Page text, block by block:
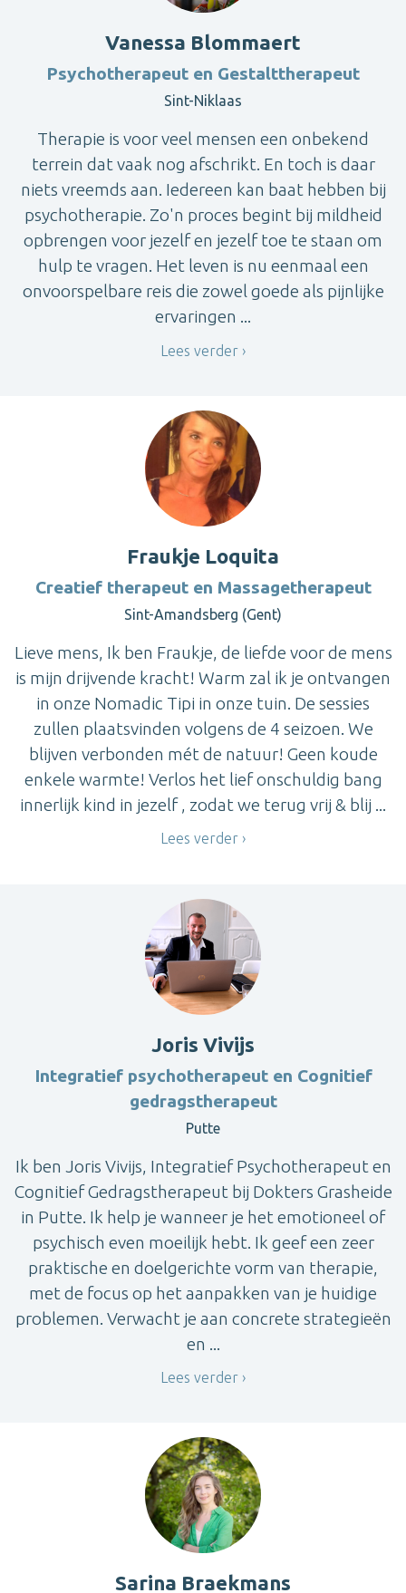
Vanessa Blommaert
Psychotherapeut en Gestalttherapeut
Sint-Niklaas
Therapie is voor veel mensen een onbekend
terrein dat vaak nog afschrikt. En toch is daar
niets vreemds aan. Iedereen kan baat hebben bij
psychotherapie. Zo'n proces begint bij mildheid
opbrengen voor jezelf en jezelf toe te staan om
hulp te vragen. Het leven is nu eenmaal een
onvoorspelbare reis die zowel goede als pijnlijke
ervaringen ...
Lees verder
Fraukje Loquita
Creatief therapeut en Massagetherapeut
Sint-Amandsberg (Gent)
Lieve mens, Ik ben Fraukje, de liefde voor de mens
is mijn drijvende kracht! Warm zal ik je ontvangen
in onze Nomadic Tipi in onze tuin. De sessies
zullen plaatsvinden volgens de 4 seizoen. We
blijven verbonden mét de natuur! Geen koude
enkele warmte! Verlos het lief onschuldig bang
innerlijk kind in jezelf , zodat we terug vrij & blij ...
Lees verder
Joris Vivijs
Integratief psychotherapeut en Cognitief
gedragstherapeut
Putte
Ik ben Joris Vivijs, Integratief Psychotherapeut en
Cognitief Gedragstherapeut bij Dokters Grasheide
in Putte. Ik help je wanneer je het emotioneel of
psychisch even moeilijk hebt. Ik geef een zeer
praktische en doelgerichte vorm van therapie,
met de focus op het aanpakken van je huidige
problemen. Verwacht je aan concrete strategieën
en ...
Lees verder
Sarina Braekmans